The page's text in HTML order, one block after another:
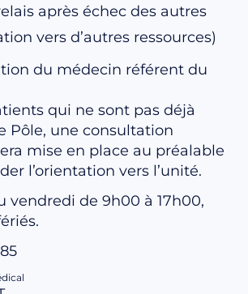
après échec des autres
vers d’autres ressources)
du médecin référent du
qui ne sont pas déjà
Pôle, une consultation
mise en place au préalable
l’orientation vers l’unité.
vendredi de 9h00 à 17h00,